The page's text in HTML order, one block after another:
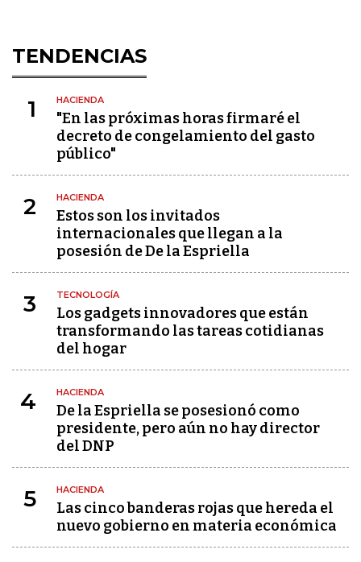
TENDENCIAS
1 HACIENDA
"En las próximas horas firmaré el
decreto de congelamiento del gasto
público"
2 HACIENDA
Estos son los invitados
internacionales que llegan a la
posesión de De la Espriella
3 TECNOLOGÍA
Los gadgets innovadores que están
transformando las tareas cotidianas
del hogar
4 HACIENDA
De la Espriella se posesionó como
presidente, pero aún no hay director
del DNP
5 HACIENDA
Las cinco banderas rojas que hereda el
nuevo gobierno en materia económica